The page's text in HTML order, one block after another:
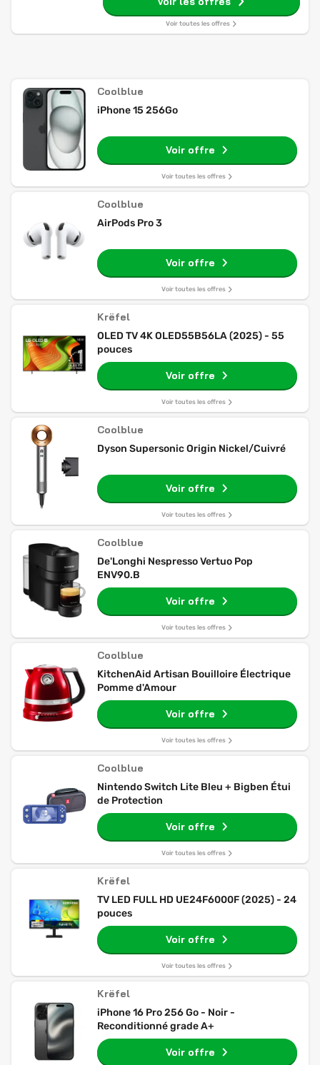
Voir toutes les offres
Coolblue
iPhone 15 256Go
Voir offre
Voir toutes les offres
Coolblue
AirPods Pro 3
Voir offre
Voir toutes les offres
Krëfel
OLED TV 4K OLED55B56LA (2025) - 55
pouces
Voir offre
Voir toutes les offres
Coolblue
Dyson Supersonic Origin Nickel/Cuivré
Voir offre
Voir toutes les offres
Coolblue
De'Longhi Nespresso Vertuo Pop
ENV90.B
Voir offre
Voir toutes les offres
Coolblue
KitchenAid Artisan Bouilloire Électrique
Pomme d'Amour
Voir offre
Voir toutes les offres
Coolblue
Nintendo Switch Lite Bleu + Bigben Étui
de Protection
Voir offre
Voir toutes les offres
Krëfel
TV LED FULL HD UE24F6000F (2025) - 24
pouces
Voir offre
Voir toutes les offres
Krëfel
iPhone 16 Pro 256 Go - Noir -
Reconditionné grade A+
Voir offre